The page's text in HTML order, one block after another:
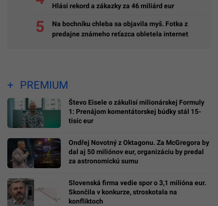
Hlási rekord a zákazky za 46 miliárd eur
Na bochníku chleba sa objavila myš. Fotka z
predajne známeho reťazca obletela internet
PREMIUM
Števo Eisele o zákulisí milionárskej Formuly
1: Prenájom komentátorskej búdky stál 15-
tisíc eur
Ondřej Novotný z Oktagonu. Za McGregora by
dal aj 50 miliónov eur, organizáciu by predal
za astronomickú sumu
Slovenská firma vedie spor o 3,1 milióna eur.
Skončila v konkurze, stroskotala na
konfliktoch